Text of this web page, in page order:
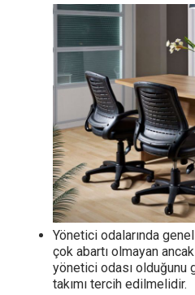
Yönetici odalarında
çok abartı olmayan
yönetici odası olduğunu
takımı tercih edilmelidir.